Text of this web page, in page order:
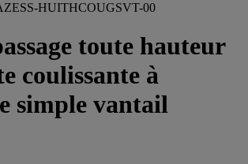
HUITHCOUGSVT-00
toute hauteur
coulissante à
simple vantail